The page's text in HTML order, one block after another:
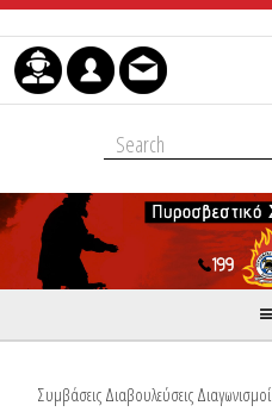
Μετάβαση στο περιεχόμενο
Συμβάσεις Διαβουλεύσεις Διαγωνισμοί